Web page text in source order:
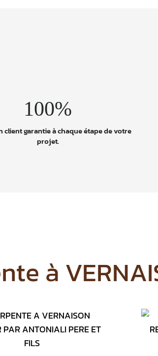
100%
client garantie à chaque étape de votre
projet.
à